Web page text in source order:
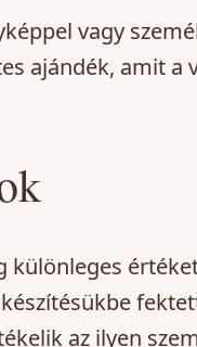
vagy
ajándék, amit a
különleges
az ilyen